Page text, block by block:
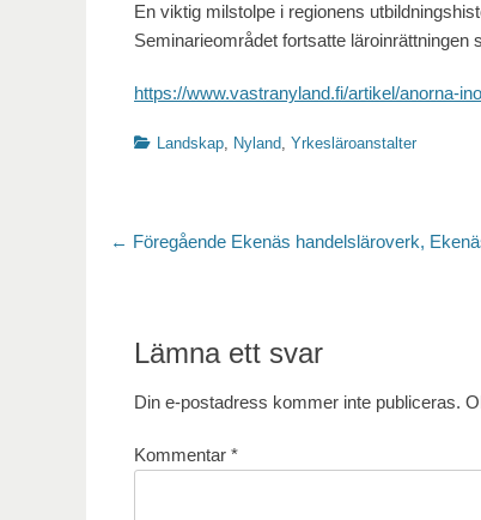
En viktig milstolpe i regionens
Seminarieområdet fortsatte
https://www.vastranyland.fi/artikel/anorna-
Kategorier
Landskap, Nyland, Yrkesläroanstalter
Inläggsnavigering
← Föregående Föregående
Ekenäs handelsläroverk,
Lämna ett svar
Din e-postadress kommer inte publiceras.
Kommentar *